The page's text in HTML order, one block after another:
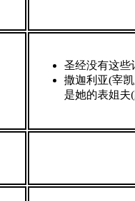
圣经没有这些
撒迦利亚(宰
是她的表姐夫